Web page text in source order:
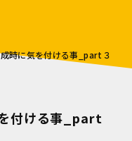
時に気を付ける事_part３
付ける事_part